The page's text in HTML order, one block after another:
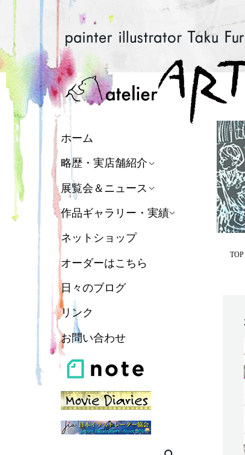
ホーム
略歴・実店舗紹介
展覧会＆ニュース
作品ギャラリー・実績
ネットショップ
オーダーはこちら
日々のブログ
リンク
お問い合わせ
TOP